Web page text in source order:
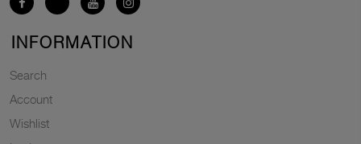
INFORMATION
Search
Account
Wishlist